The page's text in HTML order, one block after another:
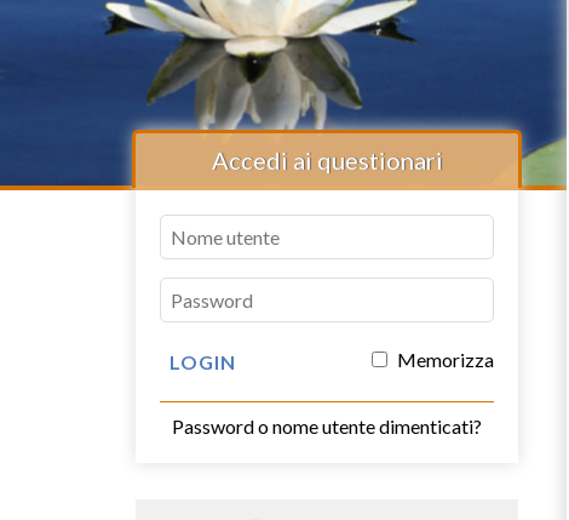
Accedi ai questionari
Memorizza
Password o nome utente dimenticati?